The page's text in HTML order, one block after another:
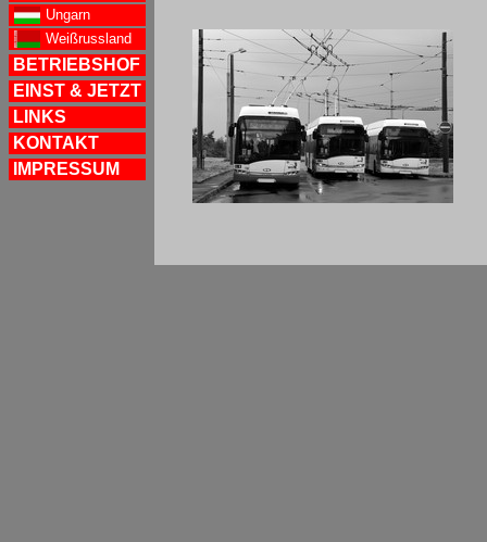
Ungarn
Weißrussland
BETRIEBSHOF
EINST & JETZT
LINKS
KONTAKT
IMPRESSUM